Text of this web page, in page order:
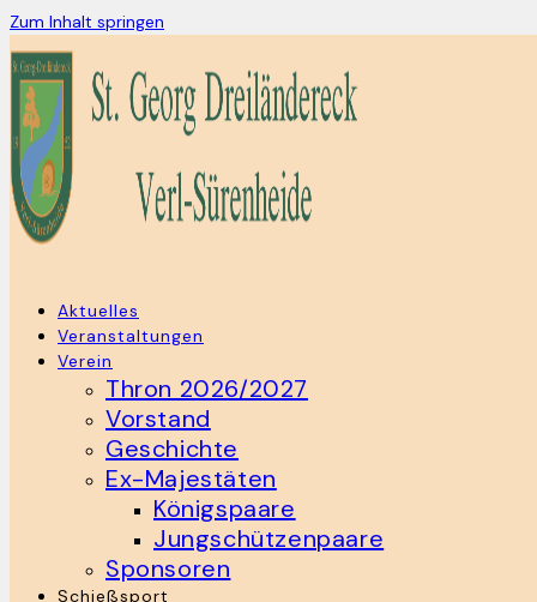
Zum Inhalt springen
Aktuelles
Veranstaltungen
Verein
Thron 2026/2027
Vorstand
Geschichte
Ex-Majestäten
Königspaare
Jungschützenpaare
Sponsoren
Schießsport